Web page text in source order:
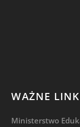
WAŻNE
Ministerstwo